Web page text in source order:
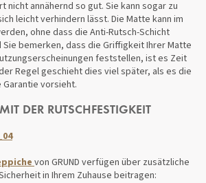
nicht annähernd so gut. Sie kann sogar zu
leicht verhindern lässt. Die Matte kann im
ohne dass die Anti-Rutsch-Schicht
Sie bemerken, dass die Griffigkeit Ihrer Matte
feststellen, ist es Zeit
Regel geschieht dies viel später, als es die
vorsieht.
DER RUTSCHFESTIGKEIT
von GRUND verfügen über zusätzliche
in Ihrem Zuhause beitragen: